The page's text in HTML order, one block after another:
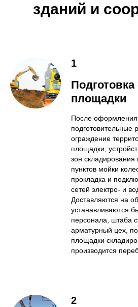
зданий и
1
площадки
После
подготовительные
ограждение
площадки,
зон складирования
пунктов мойки
прокладка и
сетей электро- и
Доставляются на
устанавливаются
персонала, штаба
арматурный цех,
площадки
производится
2